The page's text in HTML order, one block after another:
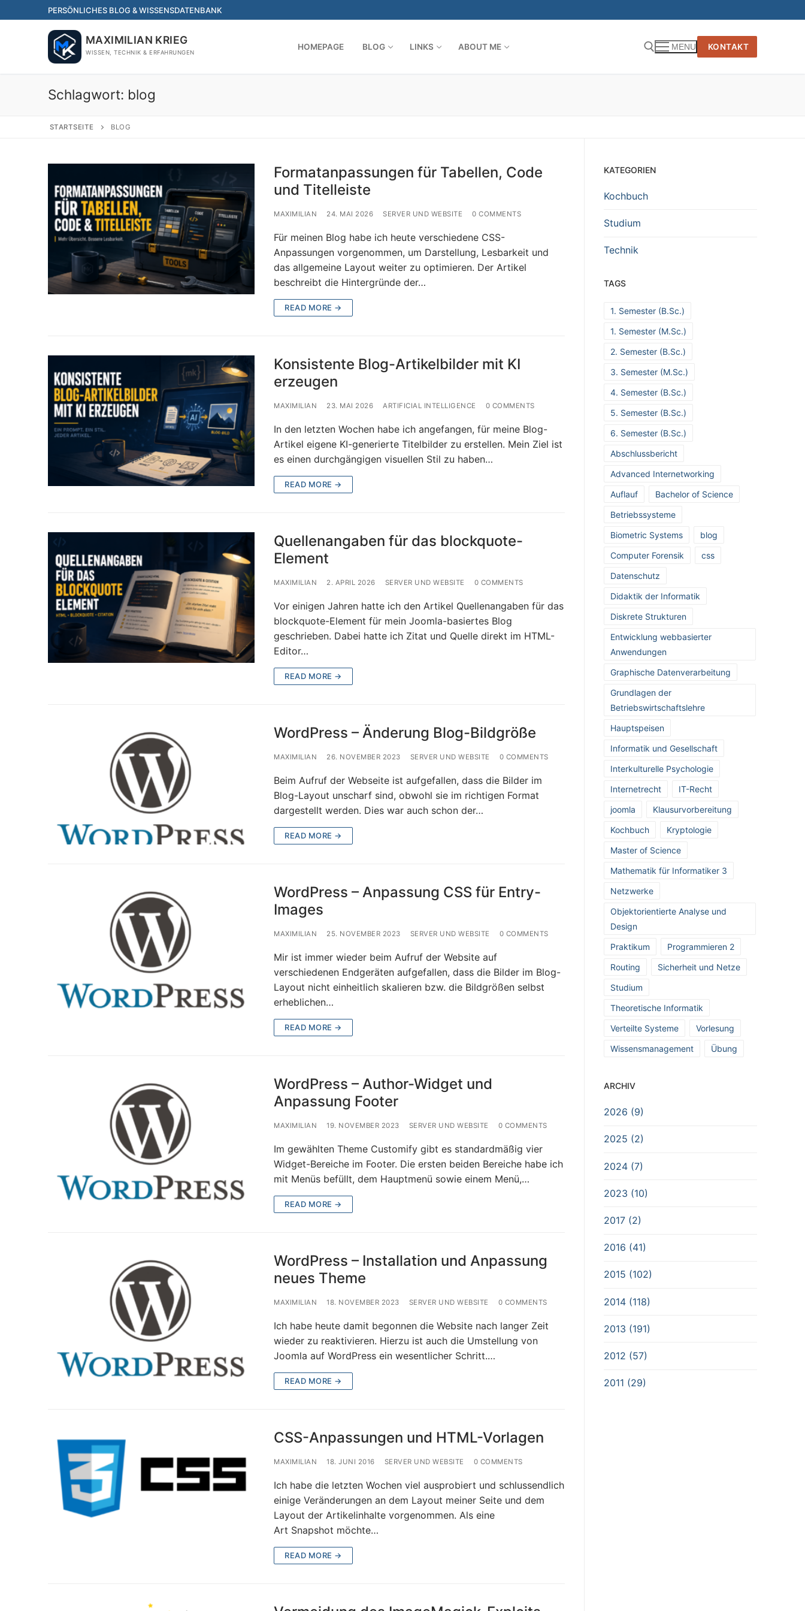
to
PERSÖNLICHES BLOG & WISSENSDATENBANK
MAXIMILIAN KRIEG
WISSEN, TECHNIK & ERFAHRUNGEN
HOMEPAGE BLOG LINKS ABOUT ME MENU KONTAKT
Schlagwort: blog
STARTSEITE BLOG
Formatanpassungen für Tabellen, Code
und Titelleiste
MAXIMILIAN 24. MAI 2026 SERVER UND WEBSITE 0 COMMENTS
Für meinen Blog habe ich heute verschiedene CSS-
Anpassungen vorgenommen, um Darstellung, Lesbarkeit und
das allgemeine Layout weiter zu optimieren. Der Artikel
beschreibt die Hintergründe der…
READ MORE →
Konsistente Blog-Artikelbilder mit KI
erzeugen
MAXIMILIAN 23. MAI 2026 ARTIFICIAL INTELLIGENCE 0 COMMENTS
In den letzten Wochen habe ich angefangen, für meine Blog-
Artikel eigene KI-generierte Titelbilder zu erstellen. Mein Ziel ist
es einen durchgängigen visuellen Stil zu haben…
READ MORE →
Quellenangaben für das blockquote-
Element
MAXIMILIAN 2. APRIL 2026 SERVER UND WEBSITE 0 COMMENTS
Vor einigen Jahren hatte ich den Artikel Quellenangaben für das
blockquote-Element für mein Joomla-basiertes Blog
geschrieben. Dabei hatte ich Zitat und Quelle direkt im HTML-
Editor…
READ MORE →
WordPress – Änderung Blog-Bildgröße
MAXIMILIAN 26. NOVEMBER 2023 SERVER UND WEBSITE 0 COMMENTS
Beim Aufruf der Webseite ist aufgefallen, dass die Bilder im
Blog-Layout unscharf sind, obwohl sie im richtigen Format
dargestellt werden. Dies war auch schon der…
READ MORE →
WordPress – Anpassung CSS für Entry-
Images
MAXIMILIAN 25. NOVEMBER 2023 SERVER UND WEBSITE 0 COMMENTS
Mir ist immer wieder beim Aufruf der Website auf
verschiedenen Endgeräten aufgefallen, dass die Bilder im Blog-
Layout nicht einheitlich skalieren bzw. die Bildgrößen selbst
erheblichen…
READ MORE →
WordPress – Author-Widget und
Anpassung Footer
MAXIMILIAN 19. NOVEMBER 2023 SERVER UND WEBSITE 0 COMMENTS
Im gewählten Theme Customify gibt es standardmäßig vier
Widget-Bereiche im Footer. Die ersten beiden Bereiche habe ich
mit Menüs befüllt, dem Hauptmenü sowie einem Menü,…
READ MORE →
WordPress – Installation und Anpassung
neues Theme
MAXIMILIAN 18. NOVEMBER 2023 SERVER UND WEBSITE 0 COMMENTS
Ich habe heute damit begonnen die Website nach langer Zeit
wieder zu reaktivieren. Hierzu ist auch die Umstellung von
Joomla auf WordPress ein wesentlicher Schritt.…
READ MORE →
CSS-Anpassungen und HTML-Vorlagen
MAXIMILIAN 18. JUNI 2016 SERVER UND WEBSITE 0 COMMENTS
Ich habe die letzten Wochen viel ausprobiert und schlussendlich
einige Veränderungen an dem Layout meiner Seite und dem
Layout der Artikelinhalte vorgenommen. Als eine
Art Snapshot möchte…
READ MORE →
KATEGORIEN
Kochbuch
Studium
Technik
TAGS
1. Semester (B.Sc.)
1. Semester (M.Sc.)
2. Semester (B.Sc.)
3. Semester (M.Sc.)
4. Semester (B.Sc.)
5. Semester (B.Sc.)
6. Semester (B.Sc.)
Abschlussbericht
Advanced Internetworking
Auflauf
Bachelor of Science
Betriebssysteme
Biometric Systems
blog
Computer Forensik
css
Datenschutz
Didaktik der Informatik
Diskrete Strukturen
Entwicklung webbasierter
Anwendungen
Graphische Datenverarbeitung
Grundlagen der
Betriebswirtschaftslehre
Hauptspeisen
Informatik und Gesellschaft
Interkulturelle Psychologie
Internetrecht
IT-Recht
joomla
Klausurvorbereitung
Kochbuch
Kryptologie
Master of Science
Mathematik für Informatiker 3
Netzwerke
Objektorientierte Analyse und
Design
Praktikum
Programmieren 2
Routing
Sicherheit und Netze
Studium
Theoretische Informatik
Verteilte Systeme
Vorlesung
Wissensmanagement
Übung
ARCHIV
2026 (9)
2025 (2)
2024 (7)
2023 (10)
2017 (2)
2016 (41)
2015 (102)
2014 (118)
2013 (191)
2012 (57)
2011 (29)